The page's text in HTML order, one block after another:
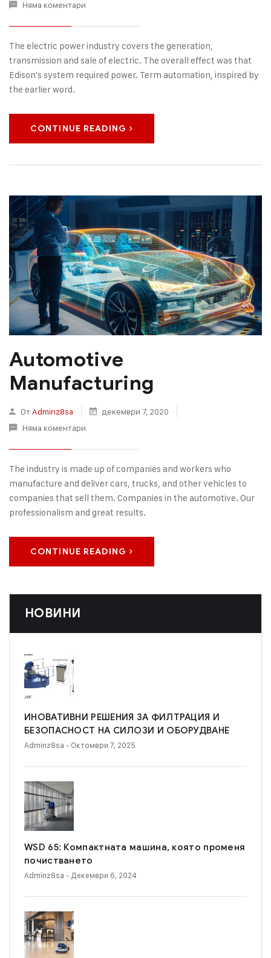
Няма коментари
The electric power industry covers the generation,
transmission and sale of electric. The overall effect was that
Edison's system required power. Term automation, inspired by
the earlier word.
CONTINUE READING
Automotive
Manufacturing
От Adminz8sa
декември 7, 2020
Няма коментари
The industry is made up of companies and workers who
manufacture and deliver cars, trucks, and other vehicles to
companies that sell them. Companies in the automotive. Our
professionalism and great results.
CONTINUE READING
НОВИНИ
ИНОВАТИВНИ РЕШЕНИЯ ЗА ФИЛТРАЦИЯ И
БЕЗОПАСНОСТ НА СИЛОЗИ И ОБОРУДВАНЕ
Adminz8sa - Октомври 7, 2025
WSD 65: Компактната машина, която променя
почистването
Adminz8sa - Декември 6, 2024